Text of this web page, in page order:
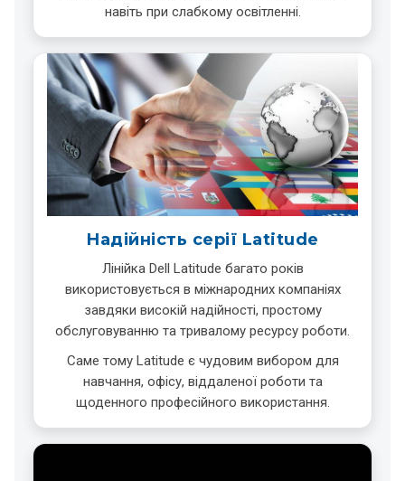
навіть при слабкому освітленні.
Надійність серії Latitude
Лінійка Dell Latitude багато років
використовується в міжнародних компаніях
завдяки високій надійності, простому
обслуговуванню та тривалому ресурсу роботи.
Саме тому Latitude є чудовим вибором для
навчання, офісу, віддаленої роботи та
щоденного професійного використання.